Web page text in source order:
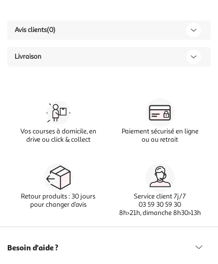
Avis clients(0)
Livraison
Vos courses à domicile, en
drive ou click & collect
Paiement sécurisé en ligne
ou au retrait
Retour produits : 30 jours
pour changer d’avis
Service client 7j/7
03 59 30 59 30
8h>21h, dimanche 8h30>13h
Besoin d'aide ?